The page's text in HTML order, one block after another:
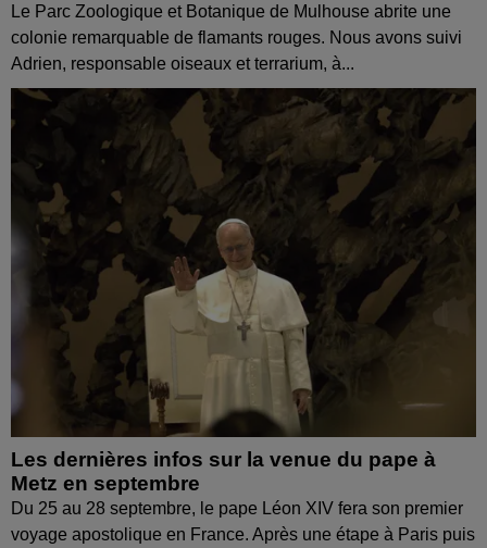
Le Parc Zoologique et Botanique de Mulhouse abrite une
colonie remarquable de flamants rouges. Nous avons suivi
Adrien, responsable oiseaux et terrarium, à...
Les dernières infos sur la venue du pape à
Metz en septembre
Du 25 au 28 septembre, le pape Léon XIV fera son premier
voyage apostolique en France. Après une étape à Paris puis